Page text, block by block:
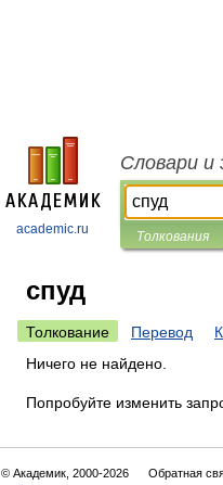
academic.ru
Словари и
Толкования
спуд
Толкование Перевод
Ничего не найдено.
Попробуйте изменить
© Академик, 2000-2026 Обратная